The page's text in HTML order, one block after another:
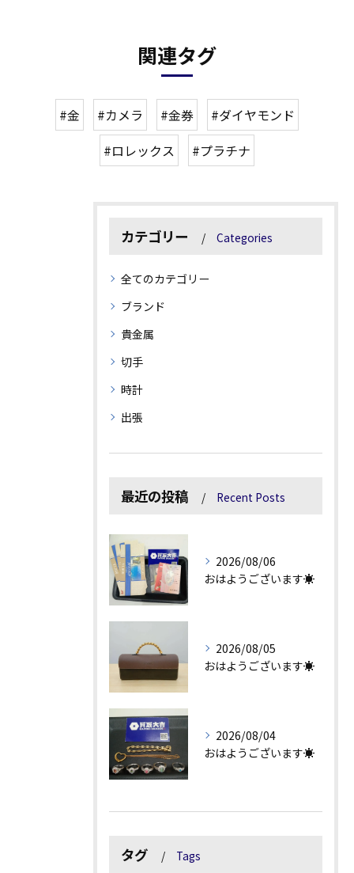
関連タグ
#金 #カメラ #金券
#ダイヤモンド
#ロレックス
#プラチナ
カテゴリー Categories
全てのカテゴリー
ブランド
貴金属
切手
時計
出張
最近の投稿 Recent Posts
2026/08/06
おはようございます☀
2026/08/05
おはようございます☀
2026/08/04
おはようございます☀
タグ Tags